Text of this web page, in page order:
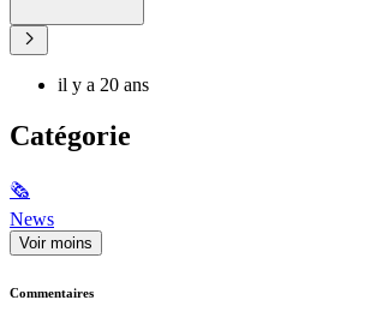
il y a 20 ans
Catégorie
🗞
News
Voir moins
Commentaires